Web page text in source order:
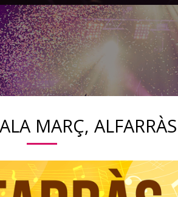
MARÇ, ALFARRÀS